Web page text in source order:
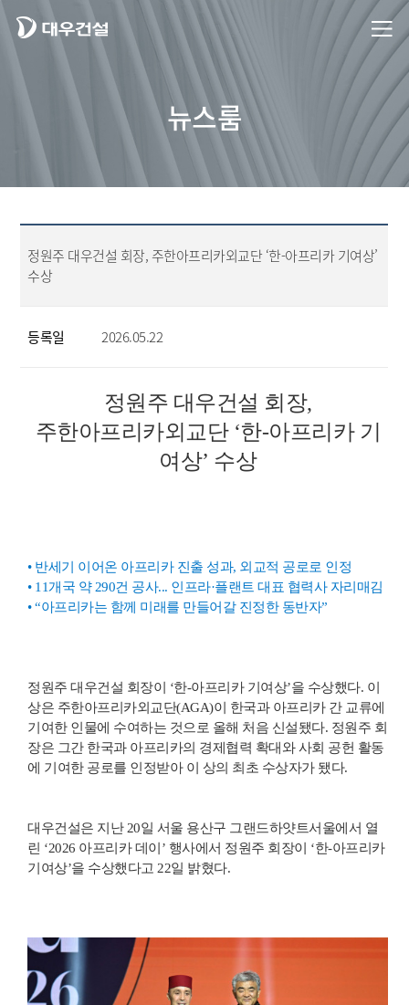
뉴스룸
정원주 대우건설 회장, 주한아프리카외교단 ‘한-아프리카 기여상’
수상
등록일 2026.05.22
정원주 대우건설 회장,
주한아프리카외교단 ‘한-아프리카 기
여상’ 수상
• 반세기 이어온 아프리카 진출 성과, 외교적 공로로 인정
• 11개국 약 290건 공사... 인프라·플랜트 대표 협력사 자리매김
• “아프리카는 함께 미래를 만들어갈 진정한 동반자”
정원주 대우건설 회장이 ‘한-아프리카 기여상’을 수상했다. 이
상은 주한아프리카외교단(AGA)이 한국과 아프리카 간 교류에
기여한 인물에 수여하는 것으로 올해 처음 신설됐다. 정원주 회
장은 그간 한국과 아프리카의 경제협력 확대와 사회 공헌 활동
에 기여한 공로를 인정받아 이 상의 최초 수상자가 됐다.
대우건설은 지난 20일 서울 용산구 그랜드하얏트서울에서 열
린 ‘2026 아프리카 데이’ 행사에서 정원주 회장이 ‘한-아프리카
기여상’을 수상했다고 22일 밝혔다.